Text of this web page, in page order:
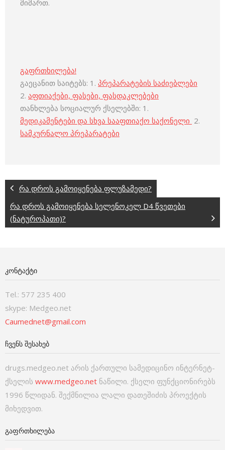
მიმართ.
გაფრთხილება!
გაეცანით საიტებს: 1. პრეპარატების საძიებლები
2. აფთიაქები, ფასები, ფასდაკლებები
თანხლება სოციალურ ქსელებში: 1.
მედიკამენტები და სხვა სააფთიაქო საქონელი 2.
სამკურნალო პრეპარატები
რა დროს გამოიყენება ფლუზამედი?
რა დროს გამოიყენება სელენოკელ D4 წვეთები
(ნატუროპათი)?
ᲙᲝᲜᲢᲐᲥᲢᲘ
Tel.: 577 235 400
skype: Medgeo.net
Caumednet@gmail.com
ᲩᲕᲔᲜᲡ ᲨᲔᲡᲐᲮᲔᲑ
drugs.medgeo.net არის ქართული სამედიცინო ინტერნეტ-
ქსელის www.medgeo.net ნაწილი. ქსელი ფუნქციონირებს
1996 წლიდან. შექმნილია ლალი დათეშიძის პროექტის
მიხედვით.
ᲒᲐᲤᲠᲗᲮᲘᲚᲔᲑᲐ